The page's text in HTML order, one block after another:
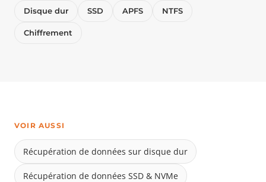
Disque dur SSD APFS NTFS
Chiffrement
VOIR AUSSI
Récupération de données sur disque dur
Récupération de données SSD & NVMe